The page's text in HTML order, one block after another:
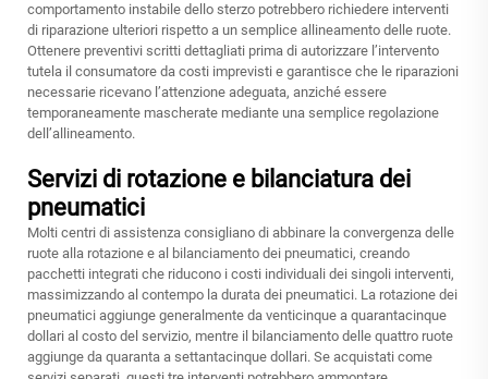
comportamento instabile dello sterzo potrebbero richiedere interventi
di riparazione ulteriori rispetto a un semplice allineamento delle ruote.
Ottenere preventivi scritti dettagliati prima di autorizzare l’intervento
tutela il consumatore da costi imprevisti e garantisce che le riparazioni
necessarie ricevano l’attenzione adeguata, anziché essere
temporaneamente mascherate mediante una semplice regolazione
dell’allineamento.
Servizi di rotazione e bilanciatura dei
pneumatici
Molti centri di assistenza consigliano di abbinare la convergenza delle
ruote alla rotazione e al bilanciamento dei pneumatici, creando
pacchetti integrati che riducono i costi individuali dei singoli interventi,
massimizzando al contempo la durata dei pneumatici. La rotazione dei
pneumatici aggiunge generalmente da venticinque a quarantacinque
dollari al costo del servizio, mentre il bilanciamento delle quattro ruote
aggiunge da quaranta a settantacinque dollari. Se acquistati come